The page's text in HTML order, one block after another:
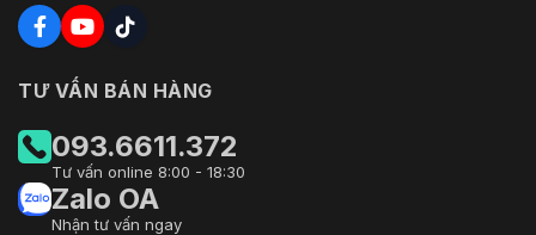
TƯ VẤN BÁN HÀNG
093.6611.372
Tư vấn online 8:00 - 18:30
Zalo OA
Nhận tư vấn ngay